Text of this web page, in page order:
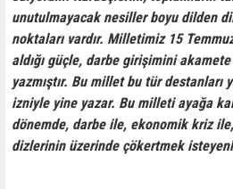
unutulmayacak nesiller boyu dilden
noktaları vardır. Milletimiz 15
aldığı güçle, darbe girişimini
yazmıştır. Bu millet bu tür destanları
izniyle yine yazar. Bu milleti ayağa
dönemde, darbe ile, ekonomik kriz
dizlerinin üzerinde çökertmek